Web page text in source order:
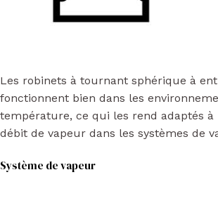
Les robinets à tournant sphérique à
fonctionnent bien dans les
température, ce qui les rend adaptés à
débit de vapeur dans les systèmes de
Système de vapeur